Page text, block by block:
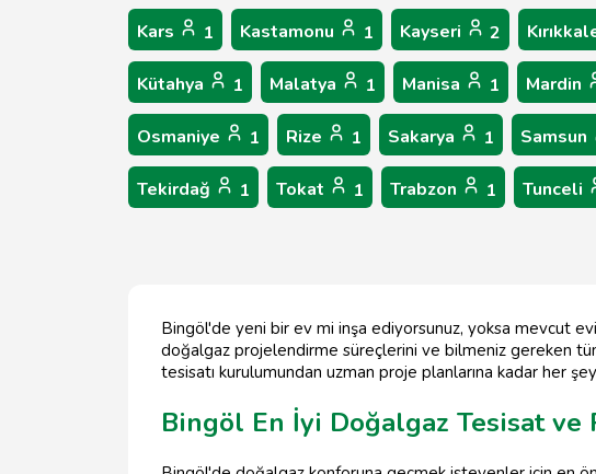
Kars 1 Kastamonu 1 Kayseri 2
Kütahya 1 Malatya 1 Manisa 1 Mardin
Osmaniye 1 Rize 1 Sakarya 1 Samsun
Tekirdağ 1 Tokat 1 Trabzon 1 Tunceli
Bingöl'de yeni bir ev mi inşa ediyorsunuz, yoksa mevcut
doğalgaz projelendirme süreçlerini ve bilmeniz gereken
tesisatı kurulumundan uzman proje planlarına kadar her
Bingöl En İyi Doğalgaz Tesisat ve